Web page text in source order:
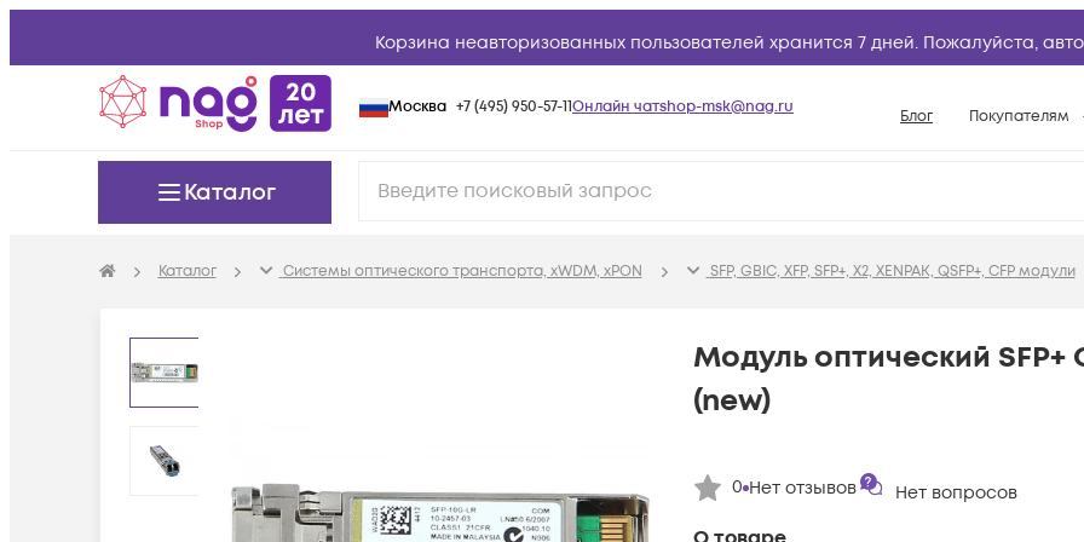
Корзина неавторизованных пользователей хранится 7 дней. Пожалуйста,
Москва +7 (495) 950-57-11Онлайн чатshop-msk@nag.ru Блог Покупателям
Условия
Возврат
Конфигураторы
Каталог
Каталог Системы оптического транспорта, xWDM, xPON SFP, GBIC, XFP, SFP+, X2, XENPAK, QSFP+, CFP модули
Модуль оптический SFP+
(new)
0 Нет отзывов Нет вопросов